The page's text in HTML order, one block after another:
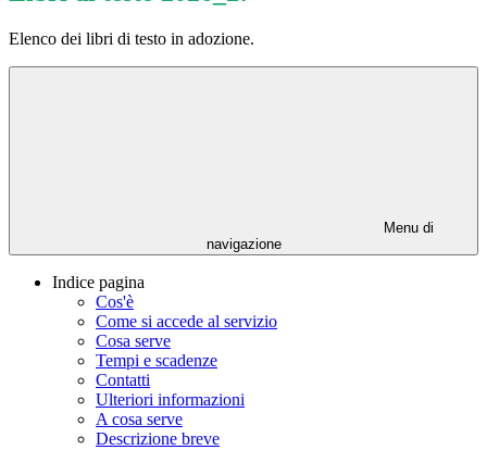
Elenco dei libri di testo in adozione.
Menu di
navigazione
Indice pagina
Cos'è
Come si accede al servizio
Cosa serve
Tempi e scadenze
Contatti
Ulteriori informazioni
A cosa serve
Descrizione breve